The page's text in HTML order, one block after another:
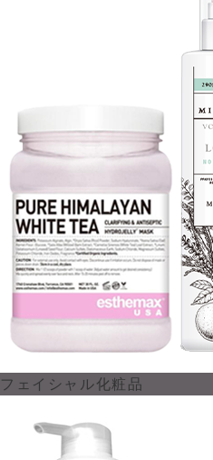
フェイシャル化粧品